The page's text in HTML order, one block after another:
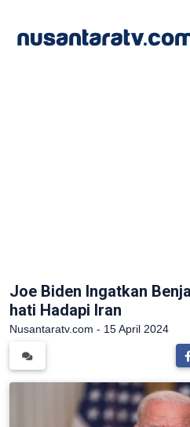
Joe Biden Ingatkan
hati Hadapi Iran
Nusantaratv.com - 15 April 2024